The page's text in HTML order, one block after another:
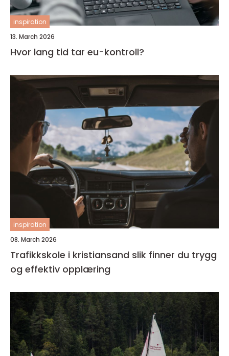
inspiration
13. March 2026
Hvor lang tid tar eu-kontroll?
inspiration
08. March 2026
Trafikkskole i kristiansand slik finner du trygg
og effektiv opplæring